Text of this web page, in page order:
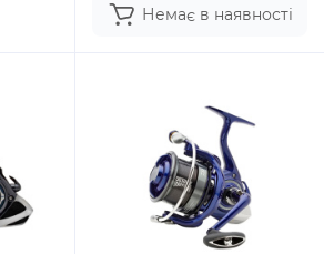
Немає в наявності